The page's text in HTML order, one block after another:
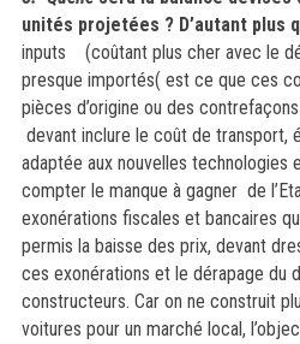
unités projetées ? D’autant plus
inputs (coûtant plus cher avec le
presque importés( est ce que ces
pièces d’origine ou des
devant inclure le coût de transport,
adaptée aux nouvelles technologies
compter le manque à gagner de
exonérations fiscales et bancaires
permis la baisse des prix, devant
ces exonérations et le dérapage du
constructeurs. Car on ne construit
voitures pour un marché local,